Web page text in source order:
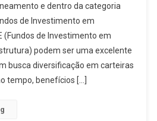
e dentro da categoria
de Investimento em
(Fundos de Investimento em
podem ser uma excelente
busca diversificação em carteiras
tempo, benefícios […]